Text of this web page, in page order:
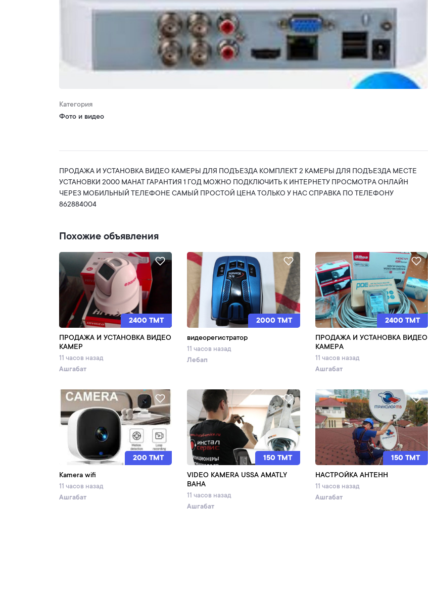
Категория
Фото и видео
ПРОДАЖА И УСТАНОВКА ВИДЕО КАМЕРЫ ДЛЯ ПОДЪЕЗДА КОМПЛЕКТ 2 КАМЕРЫ ДЛЯ ПОДЪЕЗДА МЕСТЕ
УСТАНОВКИ 2000 МАНАТ ГАРАНТИЯ 1 ГОД МОЖНО ПОДКЛЮЧИТЬ К ИНТЕРНЕТУ ПРОСМОТРА ОНЛАЙН
ЧЕРЕЗ МОБИЛЬНЫЙ ТЕЛЕФОНЕ САМЫЙ ПРОСТОЙ ЦЕНА ТОЛЬКО У НАС СПРАВКА ПО ТЕЛЕФОНУ
862884004
Похожие объявления
2400 TMT
ПРОДАЖА И УСТАНОВКА ВИДЕО
КАМЕР
11 часов назад
Ашгабат
2000 TMT
видеорегистратор
11 часов назад
Лебап
2400 TMT
ПРОДАЖА И УСТАНОВКА ВИДЕО
КАМЕРА
11 часов назад
Ашгабат
200 TMT
Kamera wifi
11 часов назад
Ашгабат
150 TMT
VIDEO KAMERA USSA AMATLY
BAHA
11 часов назад
Ашгабат
150 TMT
НАСТРОЙКА АНТЕНН
11 часов назад
Ашгабат